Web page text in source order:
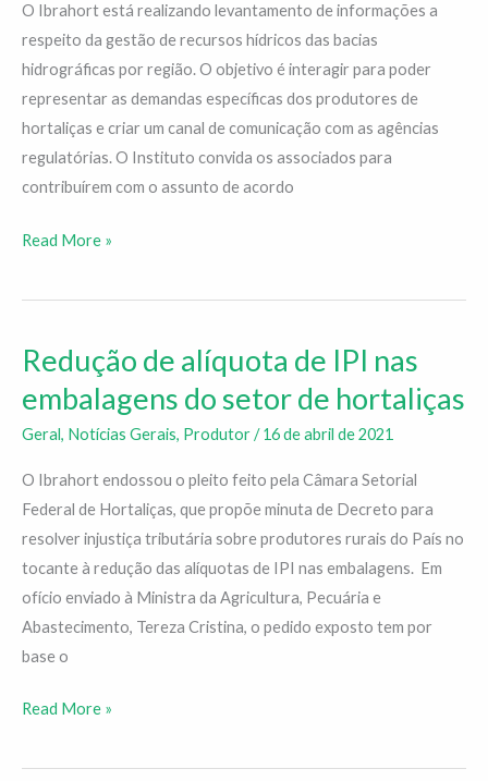
O Ibrahort está realizando levantamento de informações a
respeito da gestão de recursos hídricos das bacias
hidrográficas por região. O objetivo é interagir para poder
representar as demandas específicas dos produtores de
hortaliças e criar um canal de comunicação com as agências
regulatórias. O Instituto convida os associados para
contribuírem com o assunto de acordo
bacias
hidrográficas
Read More »
Redução de alíquota de IPI nas
embalagens do setor de hortaliças
Geral, Notícias Gerais, Produtor/16 de abril de 2021
O Ibrahort endossou o pleito feito pela Câmara Setorial
Federal de Hortaliças, que propõe minuta de Decreto para
resolver injustiça tributária sobre produtores rurais do País no
tocante à redução das alíquotas de IPI nas embalagens. Em
ofício enviado à Ministra da Agricultura, Pecuária e
Abastecimento, Tereza Cristina, o pedido exposto tem por
base o
Redução
alíquota
de
IPI
nas
embalagens
do
setor
de
hortaliças
Read More »